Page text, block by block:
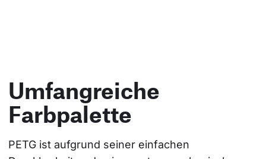
Umfangreiche
Farbpalette
PETG ist aufgrund seiner einfachen